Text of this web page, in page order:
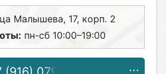
Малышева, 17, корп. 2
пн-сб 10:00–19:00